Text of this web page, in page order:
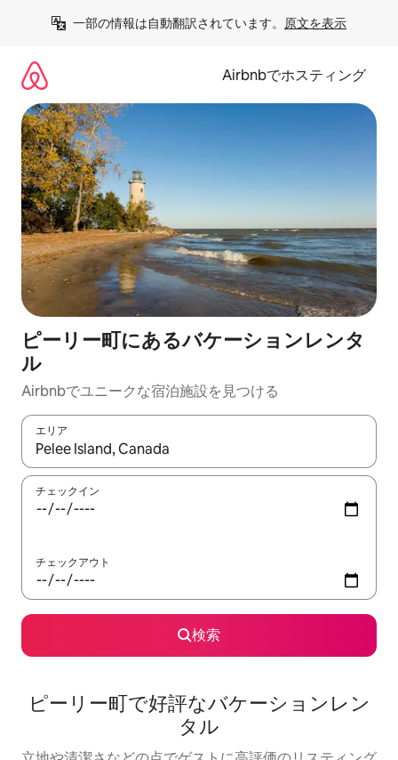
一部の情報は自動翻訳されています。 原文を表示
Airbnbでホスティング
ピーリー町にあるバケーションレンタ
ル
Airbnbでユニークな宿泊施設を見つける
エリア
検索結果が表示されたら、上下の矢印キーを使って移動するか
チェックイン
チェックアウト
検索
ピーリー町で好評なバケーションレン
タル